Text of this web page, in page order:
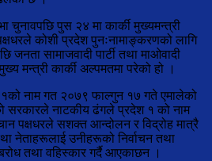
चुनावपछि पुस २४ मा कार्की मुख्यमन्त्री
कोशी प्रदेश पुनःनामाङ्करणको लागि
जनता सामाजवादी पार्टी तथा माओवादी
मन्त्री कार्की अल्पमतमा परेको हो ।
१को नाम गत २०७९ फाल्गुन १७ गते एमालेको
सरकारले नाटकीय ढंगले प्रदेश १ को नाम
पक्षधरले सशक्त आन्दोलन र विद्रोह मात्रै
नेताहरूलाई उनीहरूको निर्वाचन तथा
तथा वहिस्कार गर्दै आएकाछन ।